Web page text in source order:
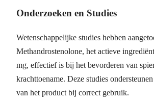
Onderzoeken en Studies
Wetenschappelijke studies hebben
Methandrostenolone, het actieve
mg, effectief is bij het bevorderen van
krachttoename. Deze studies
van het product bij correct gebruik.